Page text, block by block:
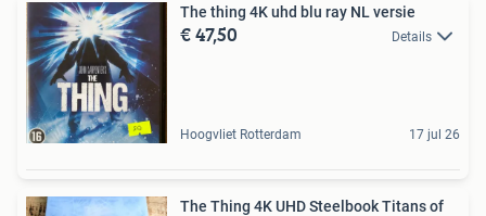
The thing 4K uhd blu ray NL versie
€ 47,50 Details
Hoogvliet Rotterdam 17 jul 26
The Thing 4K UHD Steelbook Titans of